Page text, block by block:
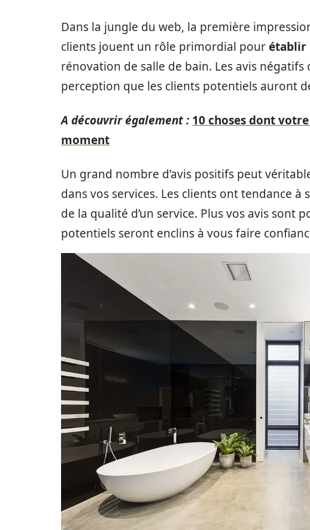
Dans la jungle du web, la première
clients jouent un rôle primordial pourétablir
rénovation de salle de bain. Les avis
perception que les clients potentiels auront
A découvrir également : 10 choses dont
moment
Un grand nombre d’avis positifs peut
dans vos services. Les clients ont tendance à
de la qualité d’un service. Plus vos avis sont
potentiels seront enclins à vous faire